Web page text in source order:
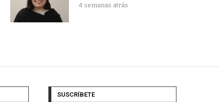
4 semanas atrás
SUSCRÍBETE